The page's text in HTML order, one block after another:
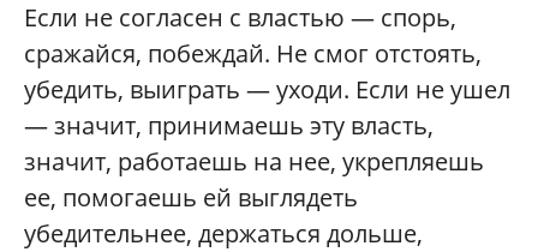
Если не согласен с властью — спорь,
сражайся, побеждай. Не смог отстоять,
убедить, выиграть — уходи. Если не ушел
— значит, принимаешь эту власть,
значит, работаешь на нее, укрепляешь
ее, помогаешь ей выглядеть
убедительнее, держаться дольше,